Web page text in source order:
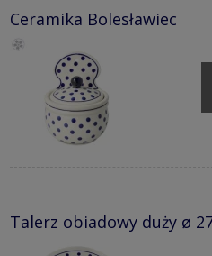
Ceramika Bolesławiec
Talerz obiadowy duży ø